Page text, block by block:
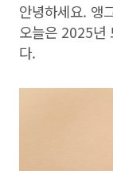
안녕하세요. 앵
오늘은 2025년
다.